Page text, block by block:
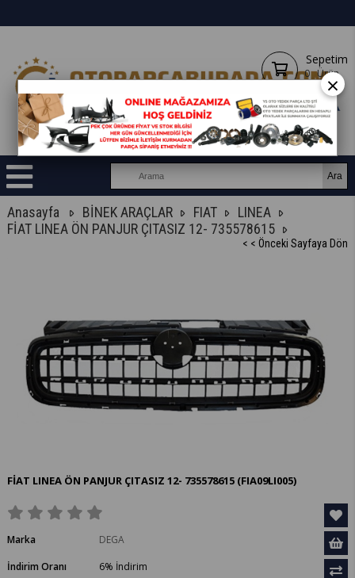
Sepetim
0 Ürün
Anasayfa BİNEK ARAÇLAR FIAT
LINEA
FİAT LINEA ÖN PANJUR ÇITASIZ 12- 735578615
< < Önceki Sayfaya Dön
FİAT LINEA ÖN PANJUR ÇITASIZ 12- 735578615 (FIA09LI005)
Marka
DEGA
İndirim Oranı
%
6
İndirim
×